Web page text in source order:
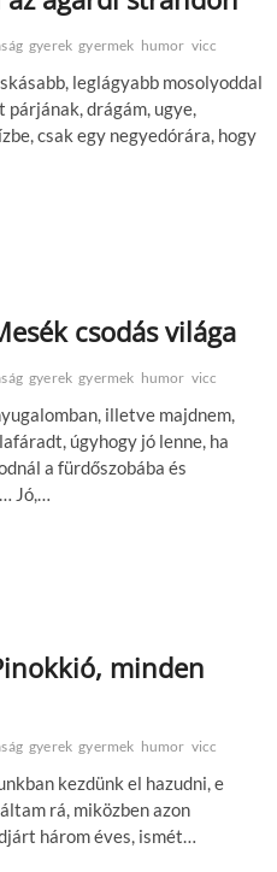
gyerek gyermek humor vicc
leglágyabb mosolyoddal
párjának, drágám, ugye,
csak egy negyedórára, hogy
csodás világa
gyerek gyermek humor vicc
illetve majdnem,
úgyhogy jó lenne, ha
a fürdőszobába és
Jó,…
minden
gyerek gyermek humor vicc
kezdünk el hazudni, e
rá, miközben azon
három éves, ismét…